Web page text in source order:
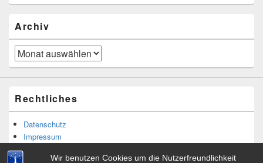
Wir benutzen Cookies um die Nutzerfreundlichkeit
Archiv
Archiv
Rechtliches
Datenschutz
Impressum